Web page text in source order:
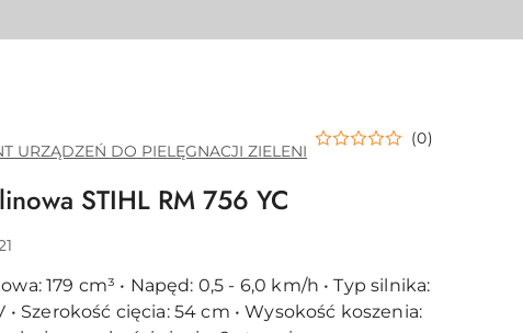
URZĄDZEŃ DO PIELĘGNACJI ZIELENI
(0)
STIHL RM 756 YC
179 cm³ • Napęd: 0,5 - 6,0 km/h • Typ silnika:
• Szerokość cięcia: 54 cm • Wysokość koszenia: